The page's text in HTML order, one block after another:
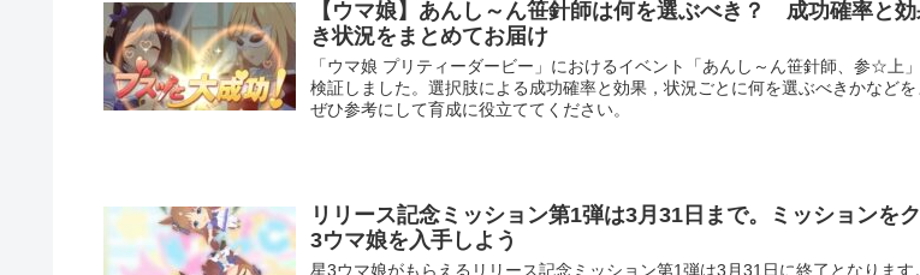
【ウマ娘】あんし～ん笹針師は何を選ぶべき？ 成功確率と
き状況をまとめてお届け
「ウマ娘 プリティーダービー」におけるイベント「あんし～ん笹針師、参☆上
検証しました。選択肢による成功確率と効果，状況ごとに何を選ぶべきかなどを
ぜひ参考にして育成に役立ててください。
リリース記念ミッション第1弾は3月31日まで。ミッションを
3ウマ娘を入手しよう
星3ウマ娘がもらえるリリース記念ミッション第1弾は3月31日に終了となります